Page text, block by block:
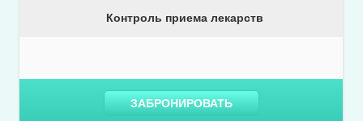
Контроль приема лекарств
ЗАБРОНИРОВАТЬ